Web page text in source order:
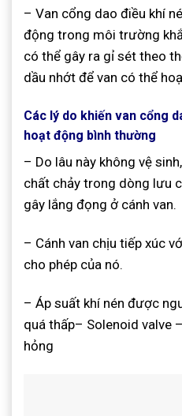
– Van cổng dao điều khí
động trong môi trường
có thể gây ra gỉ sét theo
dầu nhớt để van có thể
Các lý do khiến van cổng
hoạt động bình thường
– Do lâu này không vệ
chất chảy trong dòng lưu
gây lắng đọng ở cánh van.
– Cánh van chịu tiếp xúc
cho phép của nó.
– Áp suất khí nén được
quá thấp– Solenoid valve
hỏng